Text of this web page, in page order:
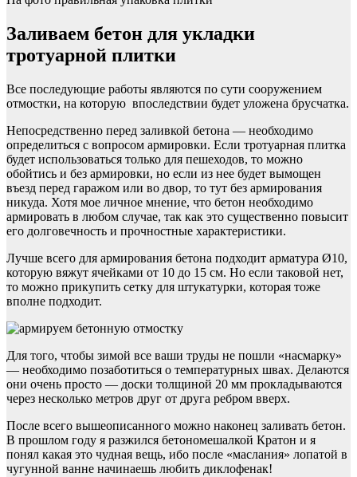
Заливаем бетон для укладки
тротуарной плитки
Все последующие работы являются по сути сооружением
отмостки, на которую впоследствии будет уложена брусчатка.
Непосредственно перед заливкой бетона — необходимо
определиться с вопросом армировки. Если тротуарная плитка
будет использоваться только для пешеходов, то можно
обойтись и без армировки, но если из нее будет вымощен
въезд перед гаражом или во двор, то тут без армирования
никуда. Хотя мое личное мнение, что бетон необходимо
армировать в любом случае, так как это существенно повысит
его долговечность и прочностные характеристики.
Лучше всего для армирования бетона подходит арматура Ø10,
которую вяжут ячейками от 10 до 15 см. Но если таковой нет,
то можно прикупить сетку для штукатурки, которая тоже
вполне подходит.
Для того, чтобы зимой все ваши труды не пошли «насмарку»
— необходимо позаботиться о температурных швах. Делаются
они очень просто — доски толщиной 20 мм прокладываются
через несколько метров друг от друга ребром вверх.
После всего вышеописанного можно наконец заливать бетон.
В прошлом году я разжился бетономешалкой Кратон и я
понял какая это чудная вещь, ибо после «маслания» лопатой в
чугунной ванне начинаешь любить диклофенак!